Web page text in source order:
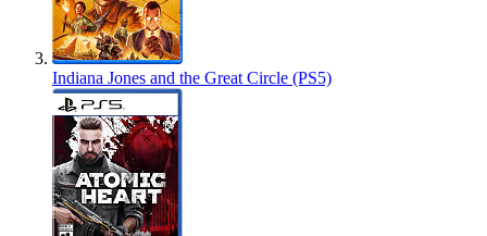
Indiana Jones and the Great Circle (PS5)